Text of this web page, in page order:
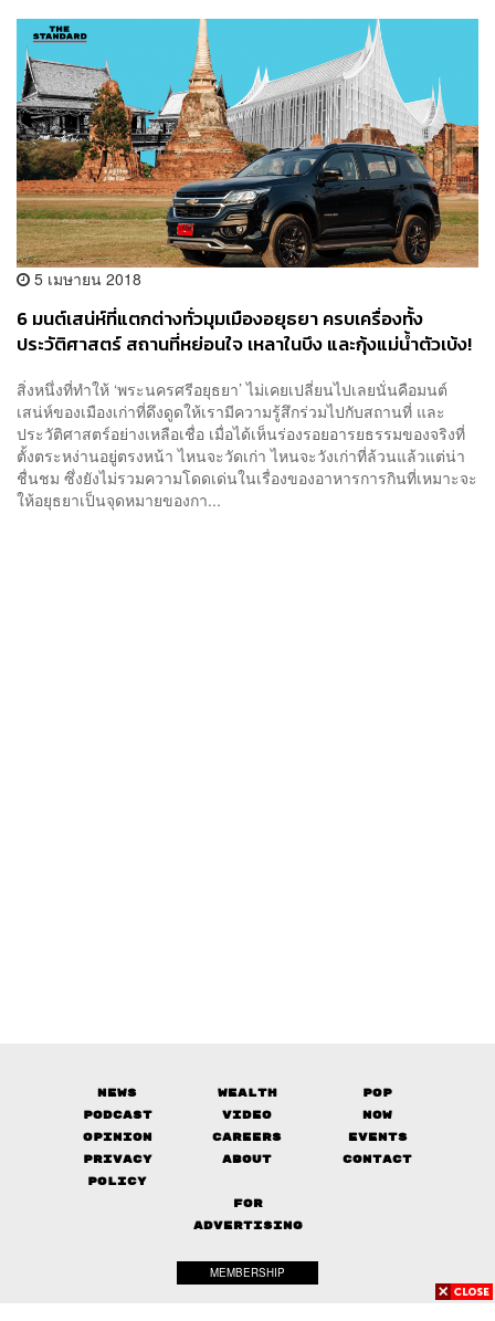
5 เมษายน 2018
6 มนต์เสน่ห์ที่แตกต่างทั่วมุมเมืองอยุธยา ครบเครื่องทั้ง
ประวัติศาสตร์ สถานที่หย่อนใจ เหลาในบึง และกุ้งแม่น้ำตัวเบ้ง!
สิ่งหนึ่งที่ทำให้ ‘พระนครศรีอยุธยา’ ไม่เคยเปลี่ยนไปเลยนั่นคือมนต์
เสน่ห์ของเมืองเก่าที่ดึงดูดให้เรามีความรู้สึกร่วมไปกับสถานที่ และ
ประวัติศาสตร์อย่างเหลือเชื่อ เมื่อได้เห็นร่องรอยอารยธรรมของจริงที่
ตั้งตระหง่านอยู่ตรงหน้า ไหนจะวัดเก่า ไหนจะวังเก่าที่ล้วนแล้วแต่น่า
ชื่นชม ซึ่งยังไม่รวมความโดดเด่นในเรื่องของอาหารการกินที่เหมาะจะ
ให้อยุธยาเป็นจุดหมายของกา...
News Wealth
Pop
Podcast
Video
Now
Opinion
Careers
Events
Privacy
Policy
About Contact
FOR
ADVERTISING
MEMBERSHIP